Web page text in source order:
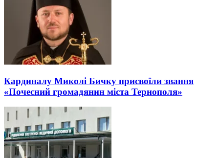
Кардиналу Миколі Бичку присвоїли звання
«Почесний громадянин міста Тернополя»